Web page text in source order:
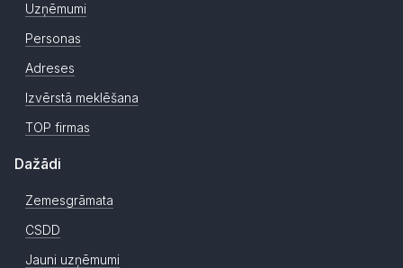
Uzņēmumi
Personas
Adreses
Izvērstā meklēšana
TOP firmas
Dažādi
Zemesgrāmata
CSDD
Jauni uzņēmumi